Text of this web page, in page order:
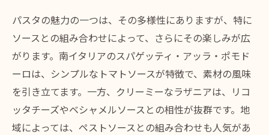
パスタの魅力の一つは、その多様性にありますが、特に
ソースとの組み合わせによって、さらにその楽しみが広
がります。南イタリアのスパゲッティ・アッラ・ポモド
ーロは、シンプルなトマトソースが特徴で、素材の風味
を引き立てます。一方、クリーミーなラザニアは、リコ
ッタチーズやベシャメルソースとの相性が抜群です。地
域によっては、ペストソースとの組み合わせも人気があ